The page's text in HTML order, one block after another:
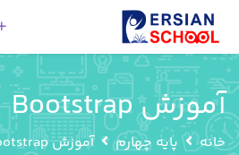
آموزش Bootstrap
خانه پایه چهارم آموزش Bootstrap